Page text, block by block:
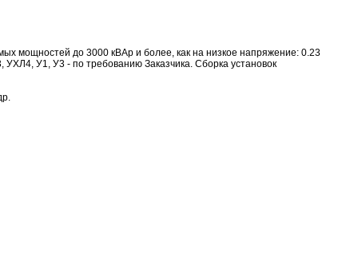
мощностей до 3000 кВАр и более, как на низкое напряжение: 0.23
УХЛ4, У1, У3 - по требованию Заказчика. Сборка установок